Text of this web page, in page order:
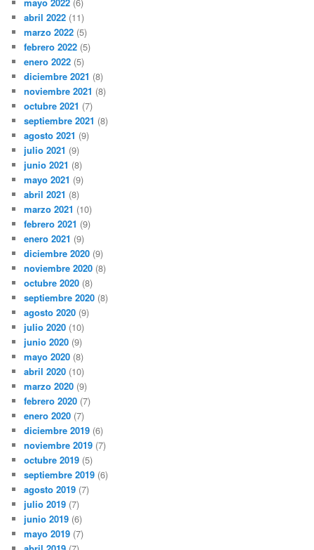
abril 2022 (11)
marzo 2022 (5)
febrero 2022 (5)
enero 2022 (5)
diciembre 2021 (8)
noviembre 2021 (8)
octubre 2021 (7)
septiembre 2021 (8)
agosto 2021 (9)
julio 2021 (9)
junio 2021 (8)
mayo 2021 (9)
abril 2021 (8)
marzo 2021 (10)
febrero 2021 (9)
enero 2021 (9)
diciembre 2020 (9)
noviembre 2020 (8)
octubre 2020 (8)
septiembre 2020 (8)
agosto 2020 (9)
julio 2020 (10)
junio 2020 (9)
mayo 2020 (8)
abril 2020 (10)
marzo 2020 (9)
febrero 2020 (7)
enero 2020 (7)
diciembre 2019 (6)
noviembre 2019 (7)
octubre 2019 (5)
septiembre 2019 (6)
agosto 2019 (7)
julio 2019 (7)
junio 2019 (6)
mayo 2019 (7)